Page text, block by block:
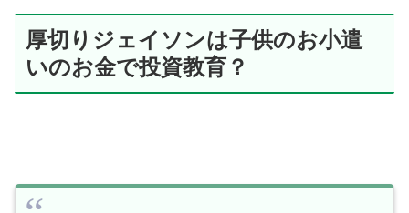
厚切りジェイソンは子供のお小遣
いのお金で投資教育？